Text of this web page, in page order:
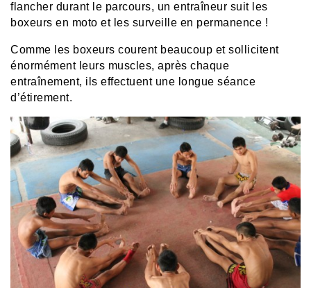
flancher durant le parcours, un entraîneur suit les
boxeurs en moto et les surveille en permanence !
Comme les boxeurs courent beaucoup et sollicitent
énormément leurs muscles, après chaque
entraînement, ils effectuent une longue séance
d’étirement.